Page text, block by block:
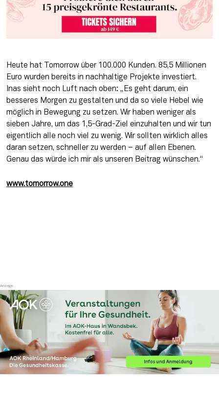
Heute hat Tomorrow über 100.000 Kunden. 85,5 Millionen
Euro wurden bereits in nachhaltige Projekte investiert.
Inas sieht noch Luft nach oben: „Es geht darum, ein
besseres Morgen zu gestalten und da so viele Hebel wie
möglich in Bewegung zu setzen. Wir haben weniger als
sieben Jahre, um das 1,5-Grad-Ziel einzuhalten und wir tun
eigentlich alle noch viel zu wenig. Wir sollten wirklich alles
daran setzen, schneller zu werden – auf allen Ebenen.
Genau das würde ich mir als unseren Beitrag wünschen.“
www.tomorrow.one